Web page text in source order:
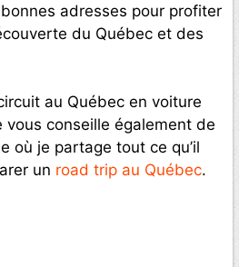
adresses pour profiter
du Québec et des
au Québec en voiture
vous conseille également de
où je partage tout ce qu’il
un road trip au Québec.